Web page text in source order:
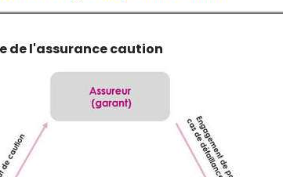
de l'assurance caution